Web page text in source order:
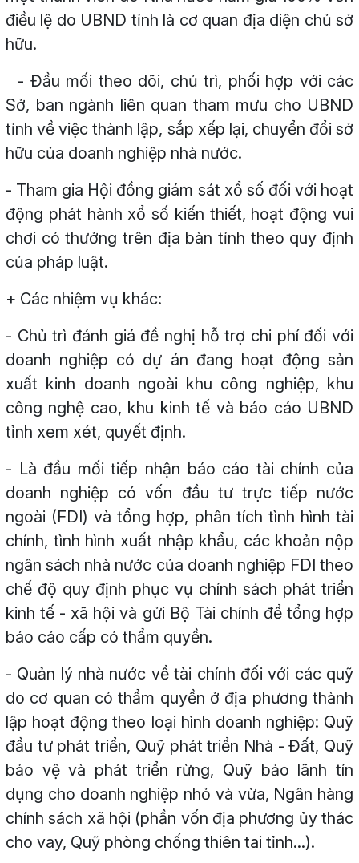
điều lệ do UBND tỉnh là cơ quan địa diện chủ sở
hữu.
- Đầu mối theo dõi, chủ trì, phối hợp với các
Sở, ban ngành liên quan tham mưu cho UBND
tỉnh về việc thành lập, sắp xếp lại, chuyển đổi sở
hữu của doanh nghiệp nhà nước.
- Tham gia Hội đồng giám sát xổ số đối với hoạt
động phát hành xổ số kiến thiết, hoạt động vui
chơi có thưởng trên địa bàn tỉnh theo quy định
của pháp luật.
+ Các nhiệm vụ khác:
- Chủ trì đánh giá đề nghị hỗ trợ chi phí đối với
doanh nghiệp có dự án đang hoạt động sản
xuất kinh doanh ngoài khu công nghiệp, khu
công nghệ cao, khu kinh tế và báo cáo UBND
tỉnh xem xét, quyết định.
- Là đầu mối tiếp nhận báo cáo tài chính của
doanh nghiệp có vốn đầu tư trực tiếp nước
ngoài (FDI) và tổng hợp, phân tích tình hình tài
chính, tình hình xuất nhập khẩu, các khoản nộp
ngân sách nhà nước của doanh nghiệp FDI theo
chế độ quy định phục vụ chính sách phát triển
kinh tế - xã hội và gửi Bộ Tài chính để tổng hợp
báo cáo cấp có thẩm quyền.
- Quản lý nhà nước về tài chính đối với các quỹ
do cơ quan có thẩm quyền ở địa phương thành
lập hoạt động theo loại hình doanh nghiệp: Quỹ
đầu tư phát triển, Quỹ phát triển Nhà - Đất, Quỹ
bảo vệ và phát triển rừng, Quỹ bảo lãnh tín
dụng cho doanh nghiệp nhỏ và vừa, Ngân hàng
chính sách xã hội (phần vốn địa phương ủy thác
cho vay, Quỹ phòng chống thiên tai tỉnh...).